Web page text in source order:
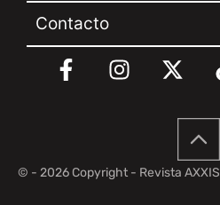
Contacto
© - 2026 Copyright - Revista AXXIS